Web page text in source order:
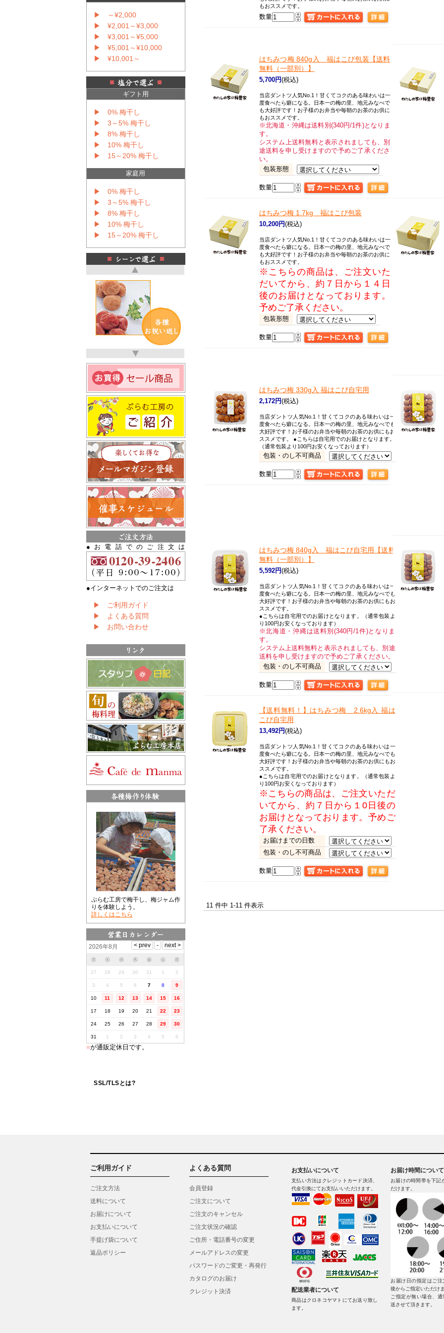
▶ ～¥2,000
▶ ¥2,001～¥3,000
▶ ¥3,001～¥5,000
▶ ¥5,001～¥10,000
▶ ¥10,001～
ギフト用
▶ 0% 梅干し
▶ 3～5% 梅干し
▶ 8% 梅干し
▶ 10% 梅干し
▶ 15～20% 梅干し
家庭用
▶ 0% 梅干し
▶ 3～5% 梅干し
▶ 8% 梅干し
▶ 10% 梅干し
▶ 15～20% 梅干し
●お電話でのご注文は
●インターネットでのご注文は
▶ ご利用ガイド
▶ よくある質問
▶ お問い合わせ
ぷらむ工房で梅干し、梅ジャム作
りを体験しよう。
詳しくはこちら
2026年8月
㊊ ㊋ ㊌ ㊍ ㊎ ㊏ ㊐
27 28 29 30 31 1 2
3 4 5 6 7 8 9
10 11 12 13 14 15 16
17 18 19 20 21 22 23
24 25 26 27 28 29 30
31 1 2 3 4 5 6
■が通販定休日です。
SSL/TLSとは?
もおススメです。
数量
はちみつ梅 840g入 福はこび包装【送料
無料（一部別）】
5,700円(税込)
当店ダントツ人気No.1！甘くてコクのある味わいは一
度食べたら癖になる。日本一の梅の里、地元みなべで
も大好評です！お子様のお弁当や毎朝のお茶のお供に
もおススメです。
※北海道・沖縄は送料別(340円/1件)となりま
す。
システム上送料無料と表示されましても、別
途送料を申し受けますので予めご了承くださ
い。
包装形態
数量
はちみつ梅 1.7kg 福はこび包装
10,200円(税込)
当店ダントツ人気No.1！甘くてコクのある味わいは一
度食べたら癖になる。日本一の梅の里、地元みなべで
も大好評です！お子様のお弁当や毎朝のお茶のお供に
もおススメです。
※こちらの商品は、ご注文いた
だいてから、約７日から１４日
後のお届けとなっております。
予めご了承ください。
包装形態
数量
はちみつ梅 330g入 福はこび自宅用
2,172円(税込)
当店ダントツ人気No.1！甘くてコクのある味わいは一
度食べたら癖になる。日本一の梅の里、地元みなべでも
大好評です！お子様のお弁当や毎朝のお茶のお供にもお
ススメです。 ●こちらは自宅用でのお届けとなります。
（通常包装より100円お安くなっております）
包装・のし不可商品
数量
はちみつ梅 840g入 福はこび自宅用【送料
無料（一部別）】
5,592円(税込)
当店ダントツ人気No.1！甘くてコクのある味わいは一
度食べたら癖になる。日本一の梅の里、地元みなべでも
大好評です！お子様のお弁当や毎朝のお茶のお供にもお
ススメです。
●こちらは自宅用でのお届けとなります。（通常包装よ
り100円お安くなっております）
※北海道・沖縄は送料別(340円/1件)となりま
す。
システム上送料無料と表示されましても、別途
送料を申し受けますので予めご了承ください。
包装・のし不可商品
数量
【送料無料！】 はちみつ梅 2.6kg入 福は
こび自宅用
13,492円(税込)
当店ダントツ人気No.1！甘くてコクのある味わいは一
度食べたら癖になる。日本一の梅の里、地元みなべでも
大好評です！お子様のお弁当や毎朝のお茶のお供にもお
ススメです。
●こちらは自宅用でのお届けとなります。（通常包装よ
り100円お安くなっております）
※こちらの商品は、ご注文いただ
いてから、約７日から１0日後の
お届けとなっております。予めご
了承ください。
お届けまでの日数
包装・のし不可商品
数量
11 件中 1-11 件表示
ご利用ガイド
ご注文方法
送料について
お届けについて
お支払いについて
手提げ袋について
返品ポリシー
よくある質問
会員登録
ご注文について
ご注文のキャンセル
ご注文状況の確認
ご住所・電話番号の変更
メールアドレスの変更
パスワードのご変更・再発行
カタログのお届け
クレジット決済
お支払いについて
支払い方法はクレジットカード決済、
代金引換にてお支払いいただけます。
配送業者について
商品はクロネコヤマトにてお送り致し
ます。
お届け時間について
お届けの時間帯を下記
だけます。
お届け日の指定はご
後からご指定いただけ
ご指定が無い場合、
送させて頂きます。